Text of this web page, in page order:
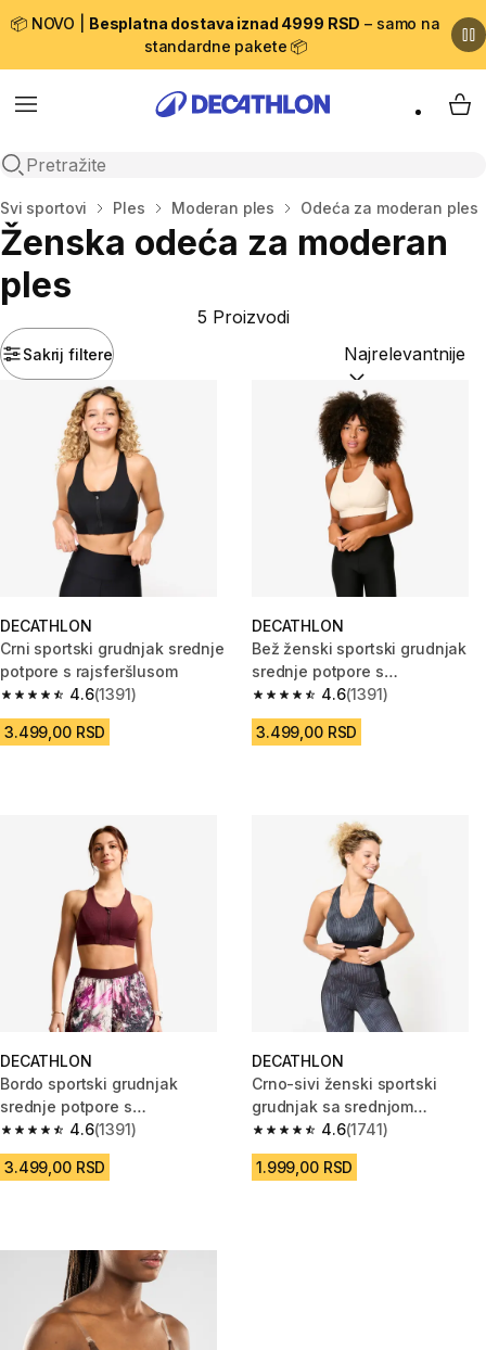
📦 NOVO | Besplatna dostava iznad 4999 RSD – samo na
standardne pakete 📦
Menu
Open search
My
Početna stranica
Svi sportovi Ples Moderan ples Odeća za moderan ples
Ženska odeća za moderan
ples
Sakrij filtere
5 Proizvodi
Sortiraj po:
DECATHLON
Crni sportski grudnjak srednje
potpore s rajsferšlusom
4.6
4.6 od 5 zvezdica from 1391 Recenzije
(1391)
3.499,00 RSD
DECATHLON
Bež ženski sportski grudnjak
srednje potpore s
rajsferšlusom
4.6
4.6 od 5 zvezdica from 1391
(1391)
3.499,00 RSD
DECATHLON
Bordo sportski grudnjak
srednje potpore s
rajsferšlusom
4.6
4.6 od 5 zvezdica from 1391 Recenzije
(1391)
3.499,00 RSD
DECATHLON
Crno-sivi ženski sportski
grudnjak sa srednjom
potporom i korpama
4.6
4.6 od 5 zvezdica from 1741
(1741)
1.999,00 RSD